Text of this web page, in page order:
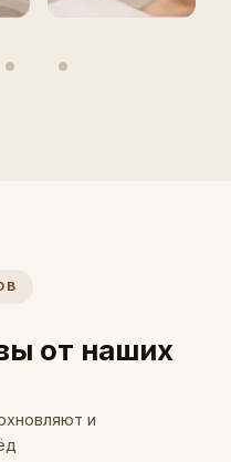
от наших
и